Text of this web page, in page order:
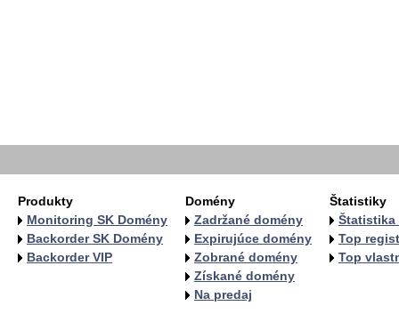
Produkty
Monitoring SK Domény
Backorder SK Domény
Backorder VIP
Domény
Zadržané domény
Expirujúce domény
Zobrané domény
Získané domény
Na predaj
Štatistiky
Štatistika
Top
Top